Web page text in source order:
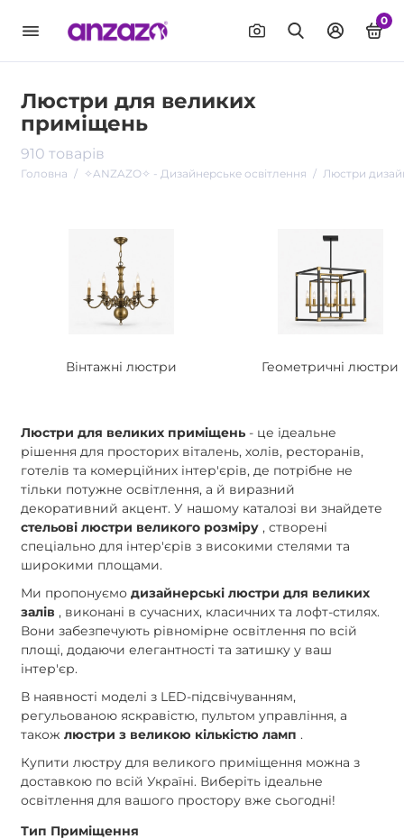
0
Люстри для великих
приміщень
910 товарів
Головна ✧ANZAZO✧ - Дизайнерське освітлення Люстри
Вінтажні люстри Геометричні люстри
Люстри для великих приміщень- це ідеальне
рішення для просторих віталень, холів, ресторанів,
готелів та комерційних інтер'єрів, де потрібне не
тільки потужне освітлення, а й виразний
декоративний акцент. У нашому каталозі ви знайдете
стельові люстри великого розміру, створені
спеціально для інтер'єрів з високими стелями та
широкими площами.
Ми пропонуємо дизайнерські люстри для великих
залів , виконані в сучасних, класичних та лофт-стилях.
Вони забезпечують рівномірне освітлення по всій
площі, додаючи елегантності та затишку у ваш
інтер'єр.
В наявності моделі з LED-підсвічуванням,
регульованою яскравістю, пультом управління, а
також люстри з великою кількістю ламп .
Купити люстру для великого приміщення можна з
доставкою по всій Україні. Виберіть ідеальне
освітлення для вашого простору вже сьогодні!
Тип Приміщення